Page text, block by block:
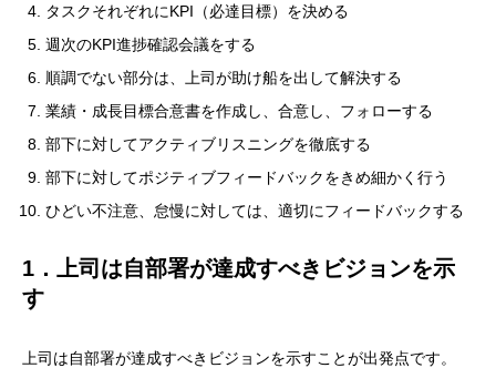
タスクそれぞれにKPI（必達目標）を決める
週次のKPI進捗確認会議をする
順調でない部分は、上司が助け船を出して解決する
業績・成長目標合意書を作成し、合意し、フォローする
部下に対してアクティブリスニングを徹底する
部下に対してポジティブフィードバックをきめ細かく行う
ひどい不注意、怠慢に対しては、適切にフィードバックする
1．上司は自部署が達成すべきビジョンを示
す
上司は自部署が達成すべきビジョンを示すことが出発点です。